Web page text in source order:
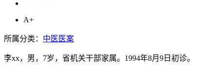
A+
所属分类： 中医医案
李xx，男，7岁，省机关干部家属。1994年8月9日初诊。